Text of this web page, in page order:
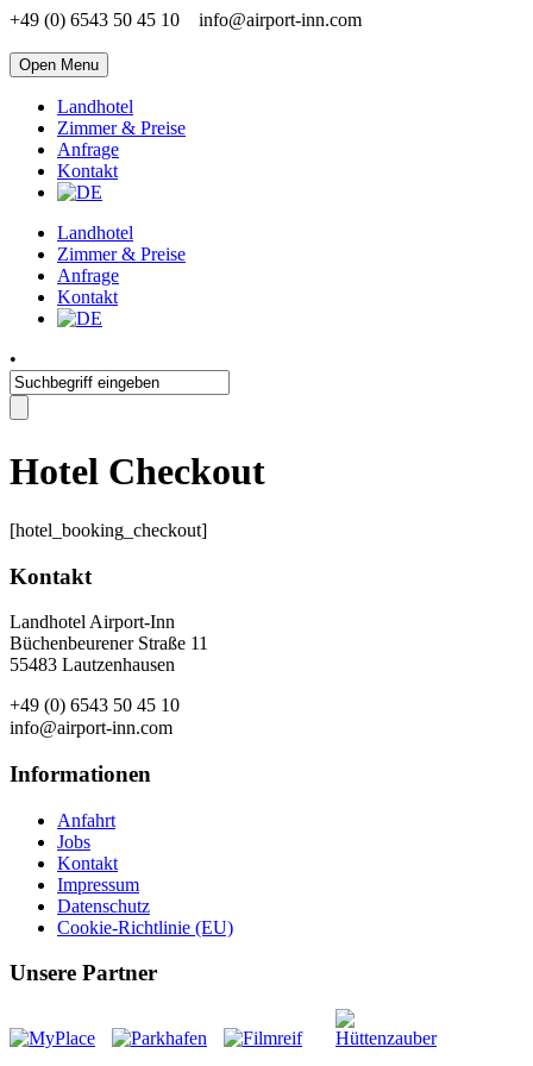
+49 (0) 6543 50 45 10 info@airport-inn.com
Open Menu
Landhotel
Zimmer & Preise
Anfrage
Kontakt
Landhotel
Zimmer & Preise
Anfrage
Kontakt
•
Hotel Checkout
[hotel_booking_checkout]
Kontakt
Landhotel Airport-Inn
Büchenbeurener Straße 11
55483 Lautzenhausen
+49 (0) 6543 50 45 10
info@airport-inn.com
Informationen
Anfahrt
Jobs
Kontakt
Impressum
Datenschutz
Cookie-Richtlinie (EU)
Unsere Partner